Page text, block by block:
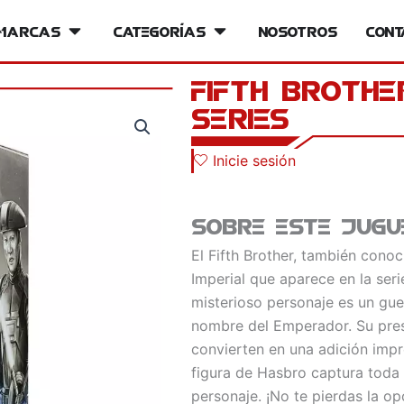
Open MarcasCategorías Open Categorías
Nosotros
Fifth
Series
Inicie sesión
Sobre este
El Fifth Brother, también
Imperial que aparece en la
misterioso personaje es un
nombre del Emperador. Su
convierten en una adición
figura de Hasbro captura
personaje. ¡No te pierdas la